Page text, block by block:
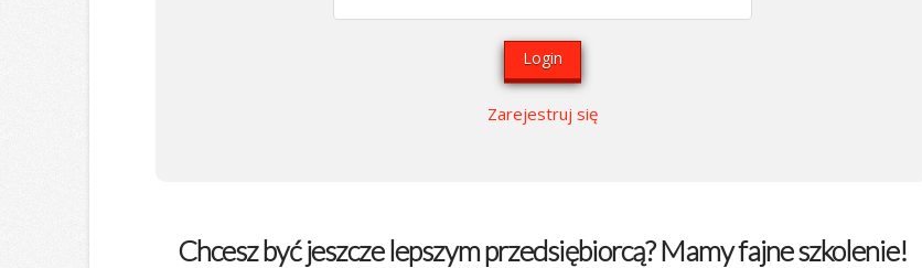
Zarejestruj się
Chcesz być jeszcze lepszym przedsiębiorcą? Mamy fajne szkolenie!